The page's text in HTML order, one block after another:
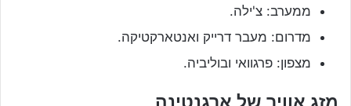
ממערב: צ'ילה.
מדרום: מעבר דרייק ואנטארקטיקה.
מצפון: פרגוואי ובוליביה.